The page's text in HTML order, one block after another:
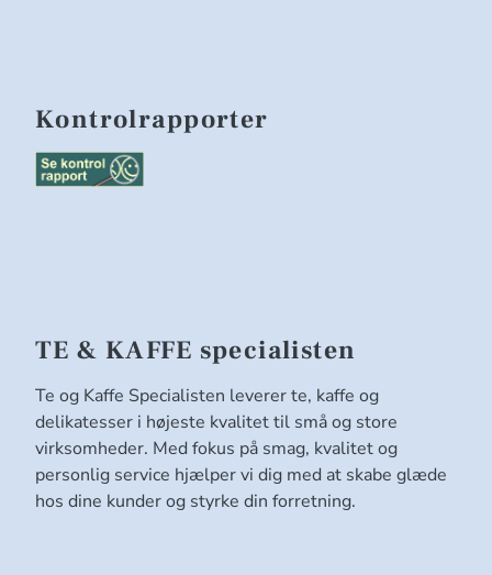
Kontrolrapporter
TE & KAFFE specialisten
Te og Kaffe Specialisten leverer te, kaffe og
delikatesser i højeste kvalitet til små og store
virksomheder. Med fokus på smag, kvalitet og
personlig service hjælper vi dig med at skabe glæde
hos dine kunder og styrke din forretning.